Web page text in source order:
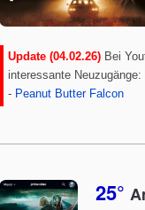
Update (04.02.26) Bei
interessante Neuzugänge:
- Peanut Butter Falcon
25°